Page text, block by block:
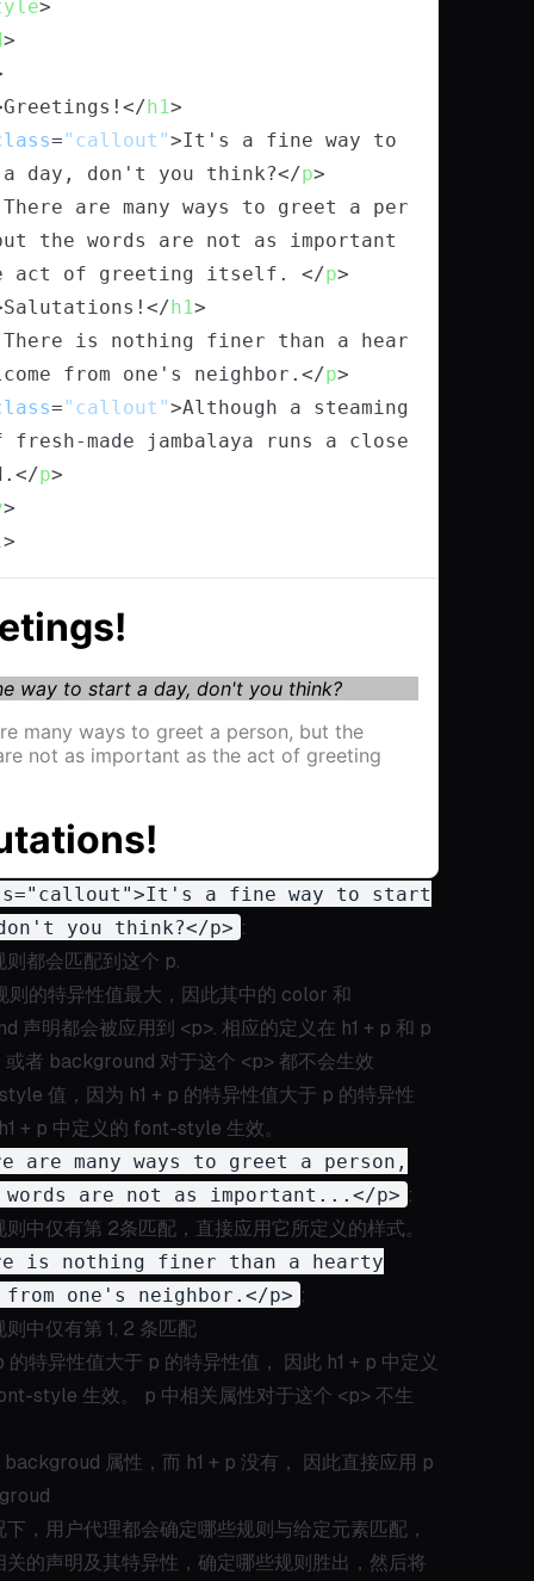
>
>
Greetings! </h1 >
="callout">It's a fine way to
day, don't you think?</p>
are many ways to greet a per
the words are not as important
act of greeting itself. </p>
Salutations! </h1 >
is nothing finer than a hear
from one's neighbor. </p>
="callout">Although a steaming
made jambalaya runs a close
</p>
>
>
a fine way to start
you think?</p> :
都会匹配到这个 p.
则的特异性值最大，因此其中的 color 和
声明都会被应用到 <p>. 相应的定义在 h1 + p 和 p
者 background 对于这个 <p> 都不会生效
值，因为 h1 + p 的特异性值大于 p 的特异性
+ p 中定义的 font-style 生效。
are many ways to greet a person,
are not as important...</p> :
中仅有第 2条匹配，直接应用它所定义的样式。
is nothing finer than a hearty
from one's neighbor.</p> :
中仅有第 1, 2 条匹配
的特异性值大于 p 的特异性值， 因此 h1 + p 中定义
style 生效。 p 中相关属性对于这个 <p> 不生
属性，而 h1 + p 没有， 因此直接应用 p
，用户代理都会确定哪些规则与给定元素匹配，
关的声明及其特异性，确定哪些规则胜出，然后将